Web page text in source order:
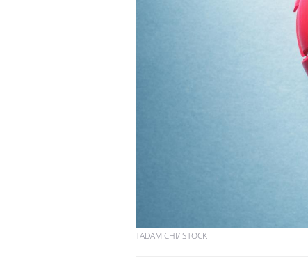
TADAMICHI/ISTOCK